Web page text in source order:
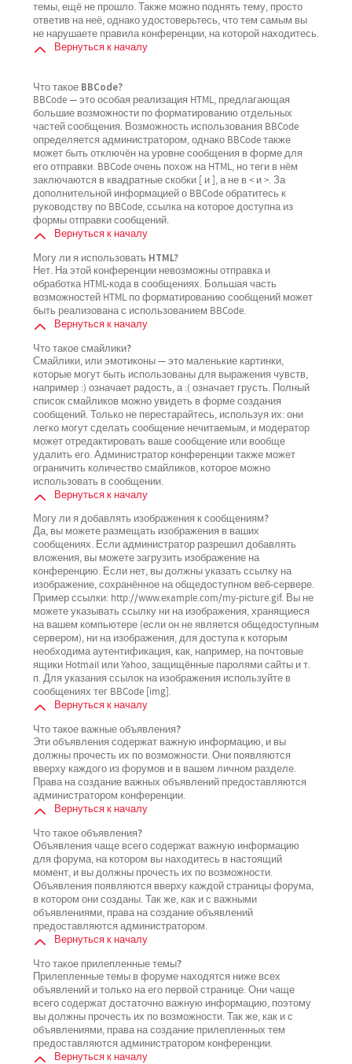
темы, ещё не прошло. Также можно поднять тему, просто
ответив на неё, однако удостоверьтесь, что тем самым вы
не нарушаете правила конференции, на которой находитесь.
Вернуться к началу
Что такое BBCode?
BBCode — это особая реализация HTML, предлагающая
большие возможности по форматированию отдельных
частей сообщения. Возможность использования BBCode
определяется администратором, однако BBCode также
может быть отключён на уровне сообщения в форме для
его отправки. BBCode очень похож на HTML, но теги в нём
заключаются в квадратные скобки [ и ], а не в < и >. За
дополнительной информацией о BBCode обратитесь к
руководству по BBCode, ссылка на которое доступна из
формы отправки сообщений.
Вернуться к началу
Могу ли я использовать HTML?
Нет. На этой конференции невозможны отправка и
обработка HTML-кода в сообщениях. Большая часть
возможностей HTML по форматированию сообщений может
быть реализована с использованием BBCode.
Вернуться к началу
Что такое смайлики?
Смайлики, или эмотиконы — это маленькие картинки,
которые могут быть использованы для выражения чувств,
например :) означает радость, а :( означает грусть. Полный
список смайликов можно увидеть в форме создания
сообщений. Только не перестарайтесь, используя их: они
легко могут сделать сообщение нечитаемым, и модератор
может отредактировать ваше сообщение или вообще
удалить его. Администратор конференции также может
ограничить количество смайликов, которое можно
использовать в сообщении.
Вернуться к началу
Могу ли я добавлять изображения к сообщениям?
Да, вы можете размещать изображения в ваших
сообщениях. Если администратор разрешил добавлять
вложения, вы можете загрузить изображение на
конференцию. Если нет, вы должны указать ссылку на
изображение, сохранённое на общедоступном веб-сервере.
Пример ссылки: http://www.example.com/my-picture.gif. Вы не
можете указывать ссылку ни на изображения, хранящиеся
на вашем компьютере (если он не является общедоступным
сервером), ни на изображения, для доступа к которым
необходима аутентификация, как, например, на почтовые
ящики Hotmail или Yahoo, защищённые паролями сайты и т.
п. Для указания ссылок на изображения используйте в
сообщениях тег BBCode [img].
Вернуться к началу
Что такое важные объявления?
Эти объявления содержат важную информацию, и вы
должны прочесть их по возможности. Они появляются
вверху каждого из форумов и в вашем личном разделе.
Права на создание важных объявлений предоставляются
администратором конференции.
Вернуться к началу
Что такое объявления?
Объявления чаще всего содержат важную информацию
для форума, на котором вы находитесь в настоящий
момент, и вы должны прочесть их по возможности.
Объявления появляются вверху каждой страницы форума,
в котором они созданы. Так же, как и с важными
объявлениями, права на создание объявлений
предоставляются администратором.
Вернуться к началу
Что такое прилепленные темы?
Прилепленные темы в форуме находятся ниже всех
объявлений и только на его первой странице. Они чаще
всего содержат достаточно важную информацию, поэтому
вы должны прочесть их по возможности. Так же, как и с
объявлениями, права на создание прилепленных тем
предоставляются администратором конференции.
Вернуться к началу